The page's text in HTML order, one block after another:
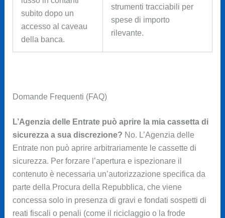
subito dopo un
accesso al caveau
della banca.
strumenti tracciabili per
spese di importo
rilevante.
Domande Frequenti (FAQ)
L’Agenzia delle Entrate può aprire la mia cassetta di
sicurezza a sua discrezione? No. L’Agenzia delle
Entrate non può aprire arbitrariamente le cassette di
sicurezza. Per forzare l’apertura e ispezionare il
contenuto è necessaria un’autorizzazione specifica da
parte della Procura della Repubblica, che viene
concessa solo in presenza di gravi e fondati sospetti di
reati fiscali o penali (come il riciclaggio o la frode